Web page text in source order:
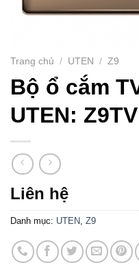
Trang chủ / UTEN / Z9
Bộ ổ cắm
UTEN:
Liên hệ
Danh mục: UTEN, Z9